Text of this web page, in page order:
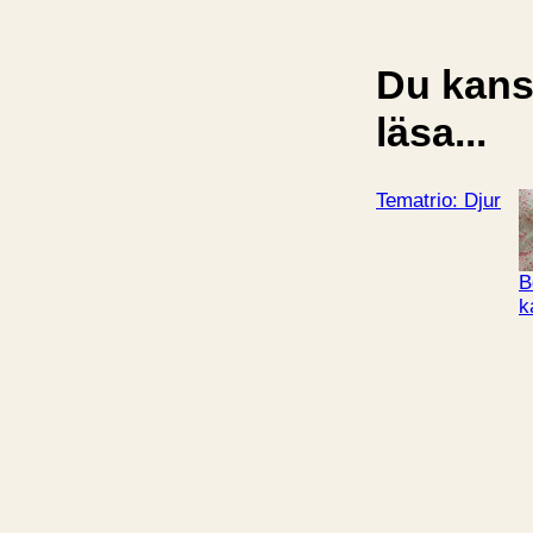
Du
läsa...
Tematrio: Djur